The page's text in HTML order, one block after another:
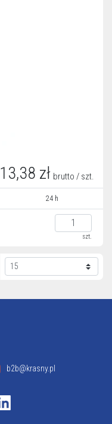
13,38 zł brutto / szt.
24 h
szt.
b2b@krasny.pl